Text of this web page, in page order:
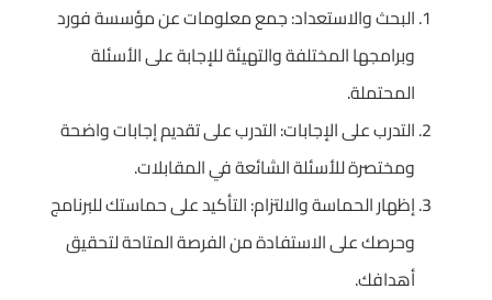
البحث والاستعداد: جمع معلومات عن مؤسسة فورد
وبرامجها المختلفة والتهيئة للإجابة على الأسئلة
المحتملة.
التدرب على الإجابات: التدرب على تقديم إجابات واضحة
ومختصرة للأسئلة الشائعة في المقابلات.
إظهار الحماسة والالتزام: التأكيد على حماستك للبرنامج
وحرصك على الاستفادة من الفرصة المتاحة لتحقيق
أهدافك.